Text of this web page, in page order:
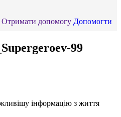
Отримати допомогу Допомогти
99
інформацію з життя